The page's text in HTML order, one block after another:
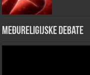
Međureligijske debate